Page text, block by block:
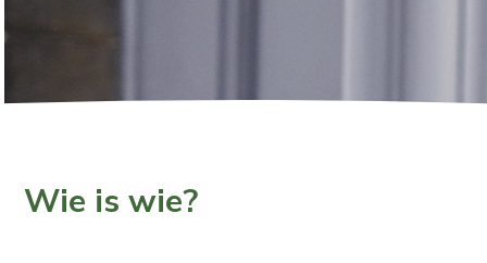
Wie is wie?